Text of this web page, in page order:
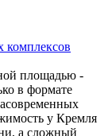
площадью -
в формате
у Кремля
а сложный